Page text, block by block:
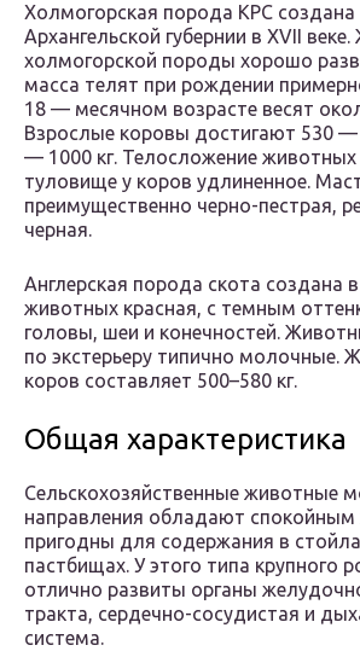
Холмогорская порода КРС создана
Архангельской губернии в XVII
холмогорской породы хорошо
масса телят при рождении
18 — месячном возрасте весят
Взрослые коровы достигают 530 —
— 1000 кг. Телосложение животных
туловище у коров удлиненное.
преимущественно черно-пестрая,
черная.
Англерская порода скота создана
животных красная, с темным
головы, шеи и конечностей.
по экстерьеру типично молочные.
коров составляет 500–580 кг.
Общая характеристика
Сельскохозяйственные животные
направления обладают спокойным
пригодны для содержания в
пастбищах. У этого типа крупного
отлично развиты органы
тракта, сердечно-сосудистая и
система.